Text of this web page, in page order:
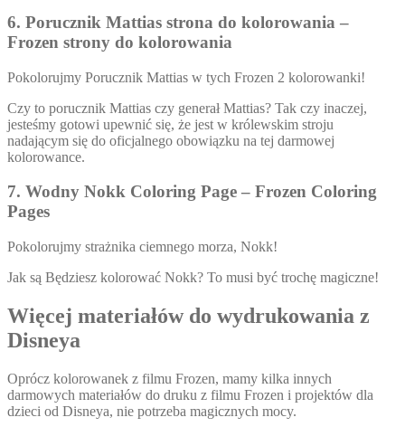
6. Porucznik Mattias strona do kolorowania –
Frozen strony do kolorowania
Pokolorujmy Porucznik Mattias w tych Frozen 2 kolorowanki!
Czy to porucznik Mattias czy generał Mattias? Tak czy inaczej,
jesteśmy gotowi upewnić się, że jest w królewskim stroju
nadającym się do oficjalnego obowiązku na tej darmowej
kolorowance.
7. Wodny Nokk Coloring Page – Frozen Coloring
Pages
Pokolorujmy strażnika ciemnego morza, Nokk!
Jak są Będziesz kolorować Nokk? To musi być trochę magiczne!
Więcej materiałów do wydrukowania z
Disneya
Oprócz kolorowanek z filmu Frozen, mamy kilka innych
darmowych materiałów do druku z filmu Frozen i projektów dla
dzieci od Disneya, nie potrzeba magicznych mocy.